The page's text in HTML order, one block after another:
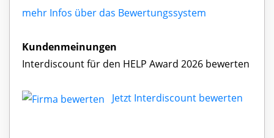
mehr Infos über das Bewertungssystem
Kundenmeinungen
Interdiscount für den HELP Award 2026 bewerten
Jetzt Interdiscount bewerten